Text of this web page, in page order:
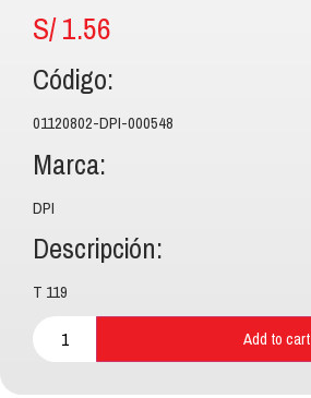
S/1.56
Código:
01120802-DPI-000548
Marca:
DPI
Descripción:
T 119
Add to cart